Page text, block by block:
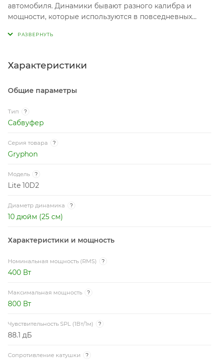
автомобиля. Динамики бывают разного калибра и
мощности, которые используются в повседневных
давлению - SPL.
Характеристики
Общие параметры
Тип ?
Сабвуфер
Серия товара ?
Gryphon
Модель ?
Lite 10D2
Диаметр динамика ?
10 дюйм (25 см)
Характеристики и мощность
Номинальная мощность (RMS) ?
400 Вт
Максимальная мощность ?
800 Вт
Чувствительность SPL (1Вт/1м) ?
88.1 дБ
Сопротивление катушки ?